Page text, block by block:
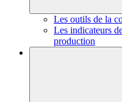
Les outils de la
Les indicateurs
production